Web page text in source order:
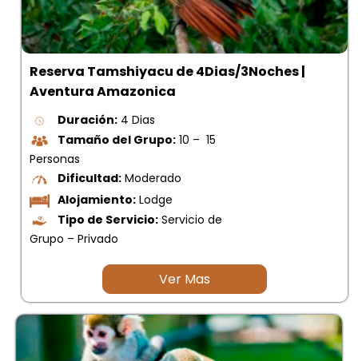
Reserva Tamshiyacu de 4Dias/3Noches |
Aventura Amazonica
Duración: 4 Dias
Tamaño del Grupo: 10 – 15
Personas
Dificultad: Moderado
Alojamiento: Lodge
Tipo de Servicio: Servicio de
Grupo – Privado
Ver Mas